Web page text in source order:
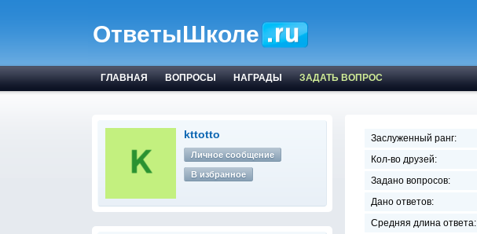
ОтветыШколе
ГЛАВНАЯ ВОПРОСЫ НАГРАДЫ ЗАДАТЬ ВОПРОС
kttotto
Личное сообщение
В избранное
Заслуженный ранг:
Кол-во друзей:
Задано вопросов:
Дано ответов:
Средняя длина ответа: